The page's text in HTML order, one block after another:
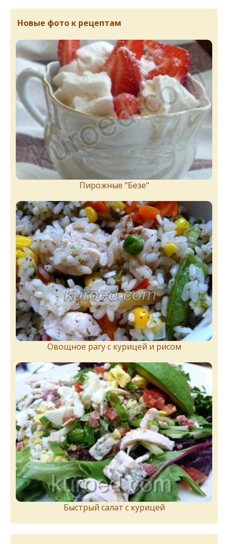
Новые фото к рецептам
Пирожныe "Бeзe"
Овощное рагу с курицей и рисом
Быстрый салат с курицей